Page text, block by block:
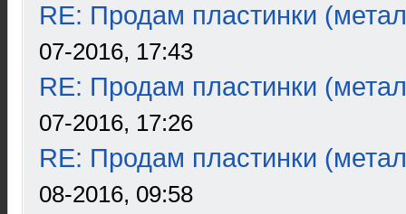
RE: Продам пластинки
07-2016, 17:43
RE: Продам пластинки
07-2016, 17:26
RE: Продам пластинки
08-2016, 09:58